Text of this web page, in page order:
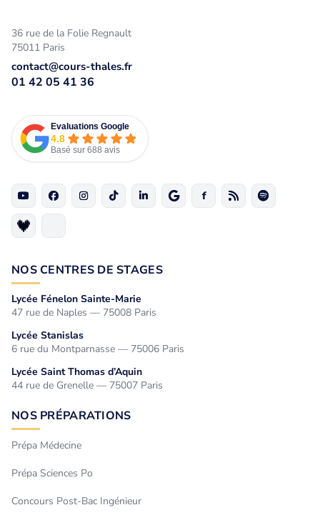
36 rue de la Folie Regnault
75011 Paris
contact@cours-thales.fr
01 42 05 41 36
Evaluations Google
4.8
Basé sur 688 avis
NOS CENTRES DE STAGES
Lycée Fénelon Sainte-Marie
47 rue de Naples — 75008 Paris
Lycée Stanislas
6 rue du Montparnasse — 75006 Paris
Lycée Saint Thomas d’Aquin
44 rue de Grenelle — 75007 Paris
NOS PRÉPARATIONS
Prépa Médecine
Prépa Sciences Po
Concours Post-Bac Ingénieur